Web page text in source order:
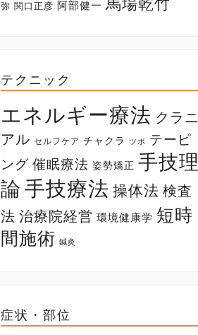
弥 関口正彦 阿部健一 馬場乾竹
テクニック
エネルギー療法 クラニ
アル セルフケア チャクラ ツボ テーピ
ング 催眠療法 姿勢矯正 手技理
論 手技療法 操体法 検査
法 治療院経営 環境健康学 短時
間施術 鍼灸
症状・部位